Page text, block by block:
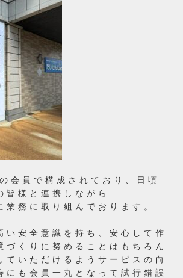
会員で構成されており、日頃
皆様と連携しながら
業務に取り組んでおります。
い安全意識を持ち、安心して作
づくりに努めることはもちろん
ていただけるようサービスの向
にも会員一丸となって試行錯誤